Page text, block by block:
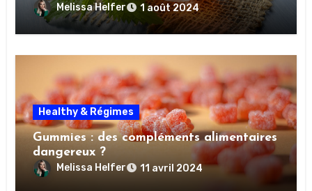
Melissa Helfer 1 août 2024
Healthy & Régimes
Gummies : des compléments alimentaires
dangereux ?
Melissa Helfer 11 avril 2024